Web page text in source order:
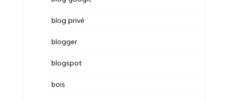
blog privé
blogger
blogspot
bois